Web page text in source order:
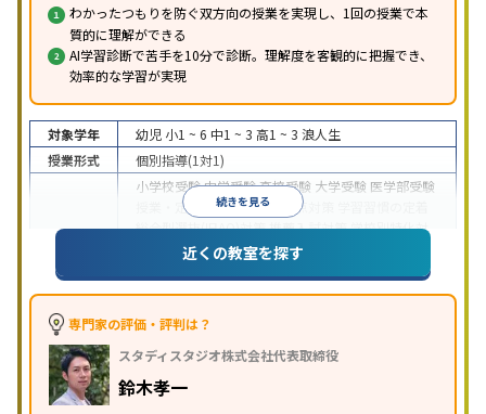
わかったつもりを防ぐ双方向の授業を実現し、1回の授業で本
質的に理解ができる
AI学習診断で苦手を10分で診断。理解度を客観的に把握でき、
効率的な学習が実現
続きを見る
対象学年 幼児 小1 ~ 6 中1 ~ 3 高1 ~ 3 浪人生
授業形式
個別指導(1対1)
小学校受験中学受験高校受験 大学受験 医学部受験
授業・定期テスト対策
内申点対策
総合型選抜(旧AO)対策推薦入試対策学校別特化対
国公立大対策私大対策 共通テスト対策
語・英会話特化対策その他科目別特化対策
特徴
中高一貫校生に対応
応
学習にPC・タブレットを利用
科目から受講可能季節講習のみの受講可
の子どもに対応
※2023年3月調査。
近くの教室を探す
専門家の評価・評判は？
スタディスタジオ株式会社代表取締役
鈴木孝一